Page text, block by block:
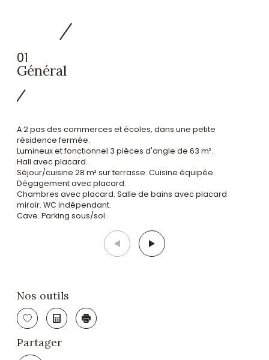
01
Général
A 2 pas des commerces et écoles, dans une petite
résidence fermée.
Lumineux et fonctionnel 3 pièces d'angle de 63 m².
Hall avec placard.
Séjour/cuisine 28 m² sur terrasse. Cuisine équipée.
Dégagement avec placard.
Chambres avec placard. Salle de bains avec placard
miroir. WC indépendant.
Cave. Parking sous/sol.
Nos outils
SélectionnerCalculatriceImprimer
Partager